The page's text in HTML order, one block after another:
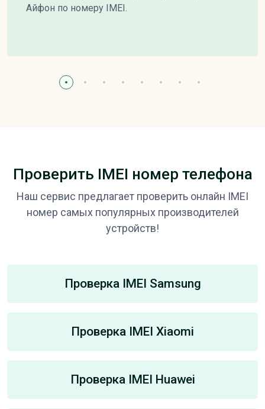
Айфон по номеру IMEI.
Проверить IMEI номер телефона
Наш сервис предлагает проверить онлайн IMEI
номер самых популярных производителей
устройств!
Проверка IMEI Samsung
Проверка IMEI Xiaomi
Проверка IMEI Huawei